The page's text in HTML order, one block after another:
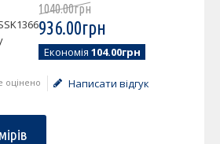
1040.00грн
936.00грн
Економія 104.00грн
оцінено Написати відгук